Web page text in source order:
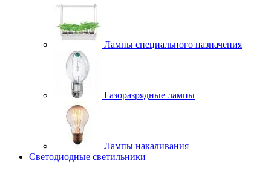
Лампы специального назначения
Газоразрядные лампы
Лампы накаливания
Светодиодные светильники